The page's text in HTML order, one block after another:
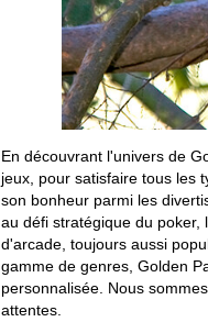
En découvrant l'univers de
jeux, pour satisfaire tous les
son bonheur parmi les
au défi stratégique du poker,
d'arcade, toujours aussi
gamme de genres, Golden
personnalisée. Nous
attentes.